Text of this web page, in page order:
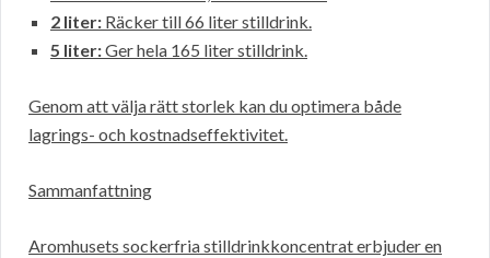
2 liter: Räcker till 66 liter stilldrink.
5 liter:Ger hela 165 liter stilldrink.
Genom att välja rätt storlek kan du optimera både
lagrings- och kostnadseffektivitet.
Sammanfattning
Aromhusets sockerfria stilldrinkkoncentrat erbjuder en